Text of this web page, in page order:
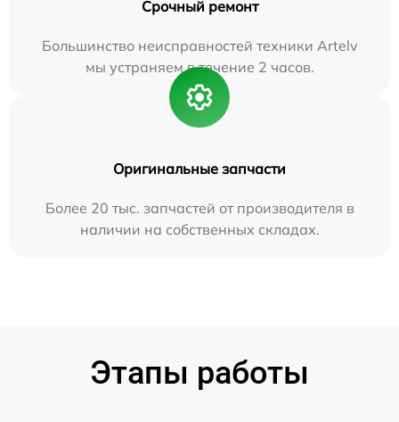
Срочный ремонт
Большинство неисправностей техники Artelv
мы устраняем в течение 2 часов.
Оригинальные запчасти
Более 20 тыс. запчастей от производителя в
наличии на собственных складах.
Этапы работы